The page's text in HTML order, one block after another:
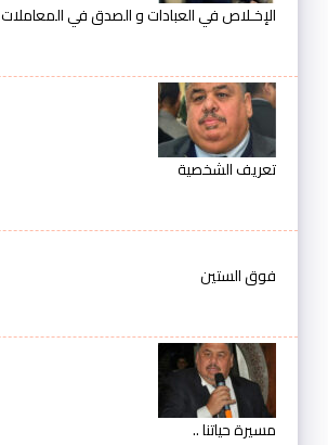
الإخـلاص في العبادات و الصدق في المعاملات
تعريف الشخصية
فوق الستين
مسيرة حياتنا ..